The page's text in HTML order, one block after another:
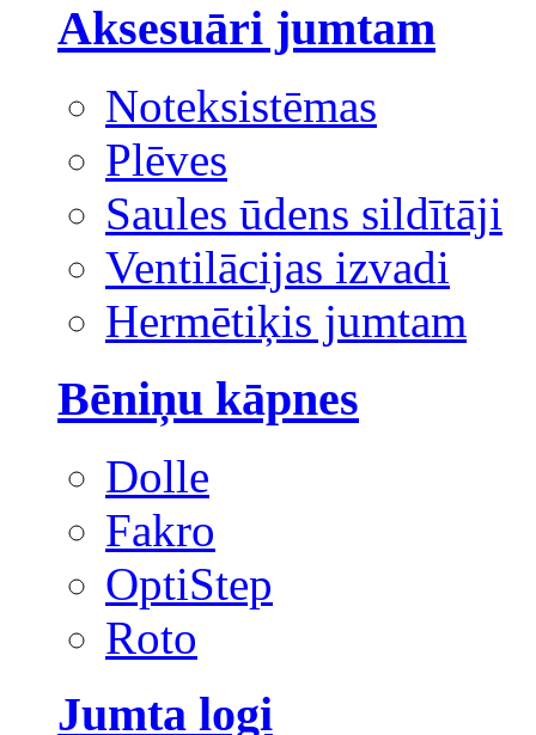
Aksesuāri jumtam
Noteksistēmas
Plēves
Saules ūdens sildītāji
Ventilācijas izvadi
Hermētiķis jumtam
Bēniņu kāpnes
Dolle
Fakro
OptiStep
Roto
Jumta logi